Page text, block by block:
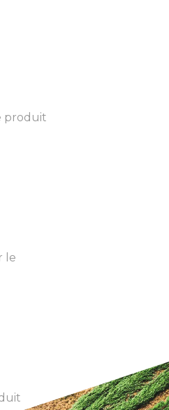
produit
le